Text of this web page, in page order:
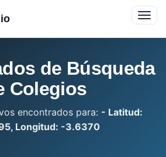
de Búsqueda
Colegios
encontrados para: - Latitud:
Longitud: -3.6370